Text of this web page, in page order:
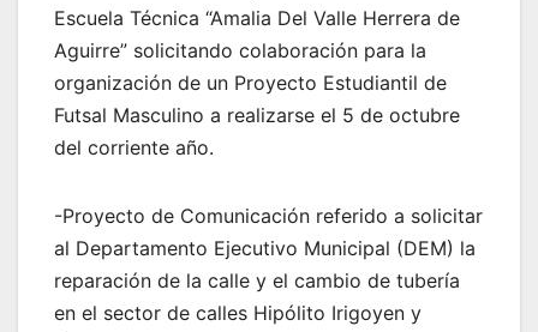
Escuela Técnica “Amalia Del Valle Herrera de
Aguirre” solicitando colaboración para la
organización de un Proyecto Estudiantil de
Futsal Masculino a realizarse el 5 de octubre
del corriente año.
-Proyecto de Comunicación referido a solicitar
al Departamento Ejecutivo Municipal (DEM) la
reparación de la calle y el cambio de tubería
en el sector de calles Hipólito Irigoyen y